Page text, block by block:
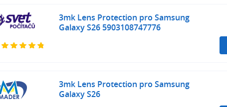
3mk Lens Protection pro Samsung
Galaxy S26 5903108747776
3mk Lens Protection pro Samsung
Galaxy S26